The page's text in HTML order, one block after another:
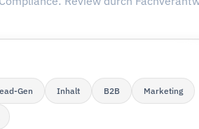
Gen Inhalt B2B Marketing